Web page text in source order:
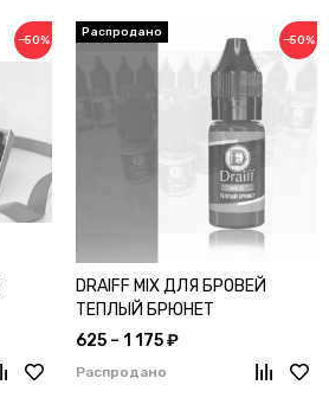
−50% −50%
DRAIFF MIX ДЛЯ БРОВЕЙ
ТЕПЛЫЙ БРЮНЕТ
625 – 1 175 ₽
Распродано